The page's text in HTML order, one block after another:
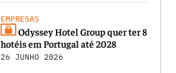
EMPRESAS
Odyssey Hotel Group quer ter 8
hotéis em Portugal até 2028
26 JUNHO 2026